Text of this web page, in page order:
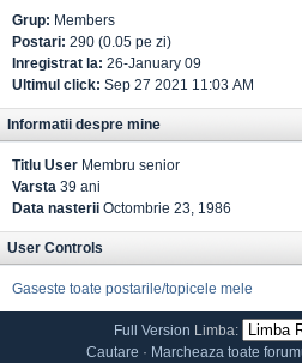
Grup: Members
Postari: 290 (0.05 pe zi)
Inregistrat la: 26-January 09
Ultimul click: Sep 27 2021 11:03 AM
Informatii despre mine
Titlu User Membru senior
Varsta 39 ani
Data nasterii Octombrie 23, 1986
User Controls
Gaseste toate postarile/topicele mele
Full Version Limba:
Cautare · Marcheaza toate